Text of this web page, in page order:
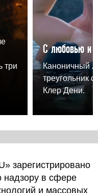
три
С любовью и
Каноничный
треугольник
Клер Дени.
зарегистрировано
надзору в сфере
и массовых